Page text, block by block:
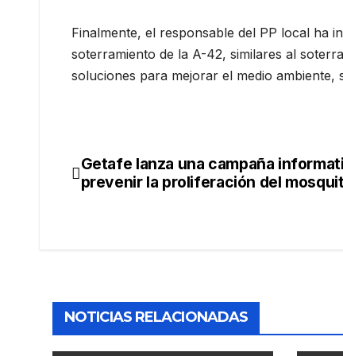
Finalmente, el responsable del PP local ha
soterramiento de la A-42, similares al
soluciones para mejorar el medio ambiente,
Getafe lanza una campaña
prevenir la proliferación del
NOTICIAS RELACIONADAS